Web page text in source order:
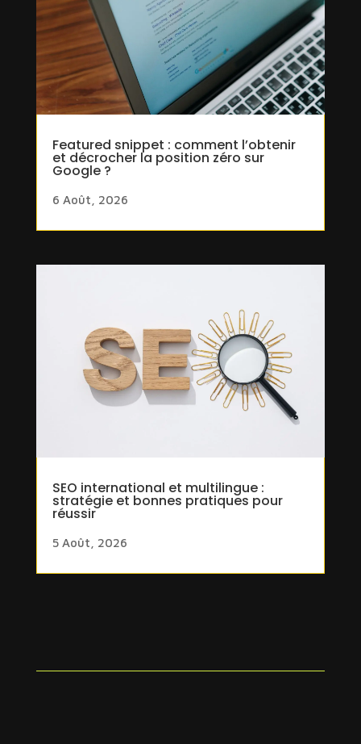
Featured snippet : comment l’obtenir
et décrocher la position zéro sur
Google ?
6 Août, 2026
SEO international et multilingue :
stratégie et bonnes pratiques pour
réussir
5 Août, 2026